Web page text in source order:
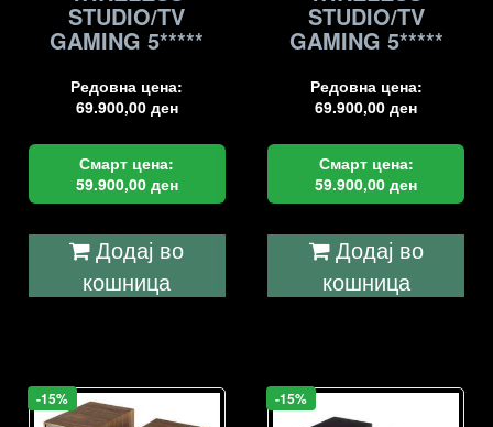
STUDIO/TV
GAMING 5*****
Редовна цена:
69.900,00 ден
Смарт цена:
59.900,00 ден
Додај во
кошница
STUDIO/TV
GAMING 5*****
Редовна цена:
69.900,00ден
Смарт цена:
59.900,00ден
Додај во
кошница
-15% -15%